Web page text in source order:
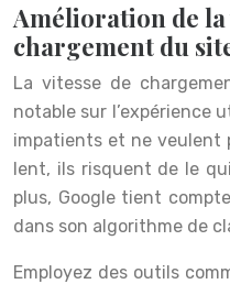
Amélioration de la
chargement du
La vitesse de
notable sur l’expérience
impatients et ne veulent
lent, ils risquent de le
plus, Google tient
dans son algorithme de
Employez des outils